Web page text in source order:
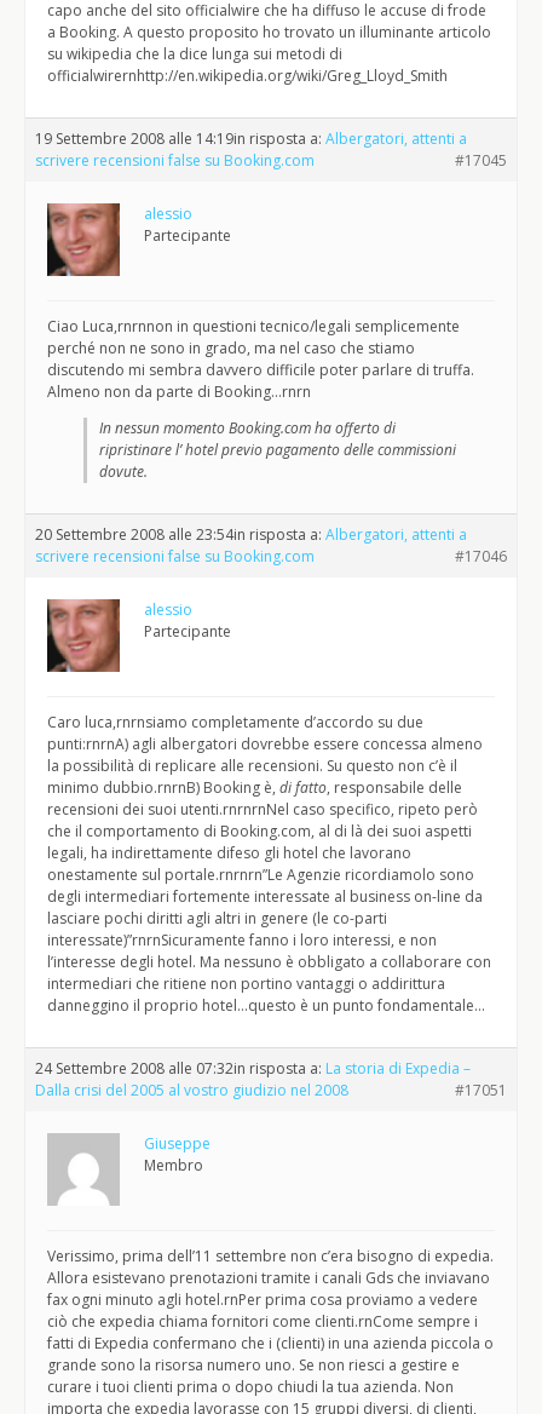
capo anche del sito officialwire che ha diffuso le accuse di frode
a Booking. A questo proposito ho trovato un illuminante articolo
su wikipedia che la dice lunga sui metodi di
officialwirernhttp://en.wikipedia.org/wiki/Greg_Lloyd_Smith
19 Settembre 2008 alle 14:19in risposta a: Albergatori, attenti a
scrivere recensioni false su Booking.com
#17045
alessio
Partecipante
Ciao Luca,rnrnnon in questioni tecnico/legali semplicemente
perché non ne sono in grado, ma nel caso che stiamo
discutendo mi sembra davvero difficile poter parlare di truffa.
Almeno non da parte di Booking…rnrn
In nessun momento Booking.com ha offerto di
ripristinare l’ hotel previo pagamento delle commissioni
dovute.
20 Settembre 2008 alle 23:54in risposta a: Albergatori, attenti a
scrivere recensioni false su Booking.com
#17046
alessio
Partecipante
Caro luca,rnrnsiamo completamente d’accordo su due
punti:rnrnA) agli albergatori dovrebbe essere concessa almeno
la possibilità di replicare alle recensioni. Su questo non c’è il
minimo dubbio.rnrnB) Booking è, di fatto, responsabile delle
recensioni dei suoi utenti.rnrnrnNel caso specifico, ripeto però
che il comportamento di Booking.com, al di là dei suoi aspetti
legali, ha indirettamente difeso gli hotel che lavorano
onestamente sul portale.rnrnrn”Le Agenzie ricordiamolo sono
degli intermediari fortemente interessate al business on-line da
lasciare pochi diritti agli altri in genere (le co-parti
interessate)”rnrnSicuramente fanno i loro interessi, e non
l’interesse degli hotel. Ma nessuno è obbligato a collaborare con
intermediari che ritiene non portino vantaggi o addirittura
danneggino il proprio hotel…questo è un punto fondamentale…
24 Settembre 2008 alle 07:32in risposta a: La storia di Expedia –
Dalla crisi del 2005 al vostro giudizio nel 2008
#17051
Giuseppe
Membro
Verissimo, prima dell’11 settembre non c’era bisogno di expedia.
Allora esistevano prenotazioni tramite i canali Gds che inviavano
fax ogni minuto agli hotel.rnPer prima cosa proviamo a vedere
ciò che expedia chiama fornitori come clienti.rnCome sempre i
fatti di Expedia confermano che i (clienti) in una azienda piccola o
grande sono la risorsa numero uno. Se non riesci a gestire e
curare i tuoi clienti prima o dopo chiudi la tua azienda. Non
importa che expedia lavorasse con 15 gruppi diversi, di clienti,